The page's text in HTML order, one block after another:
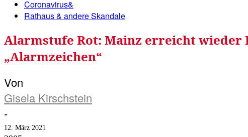
Coronavirus&
Rathaus & andere Skandale
Alarmstufe Rot: Mainz erreicht wieder
„Alarmzeichen“
Von
Gisela Kirschstein
-
12. März 2021